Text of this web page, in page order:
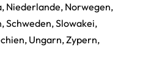
Niederlande, Norwegen,
Schweden, Slowakei,
Ungarn, Zypern,